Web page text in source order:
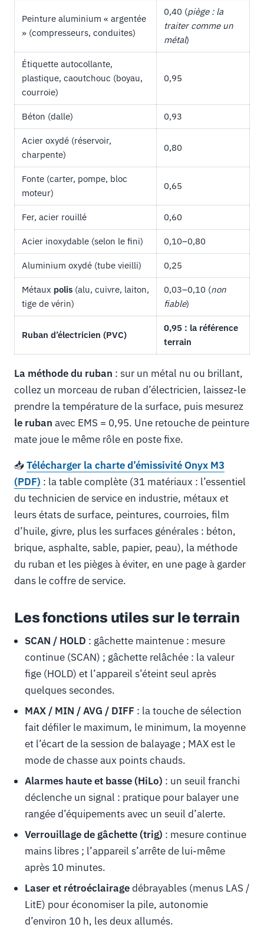
Peinture aluminium « argentée
» (compresseurs, conduites)
0,40 (piège : la
traiter comme un
métal)
Étiquette autocollante,
plastique, caoutchouc (boyau,
courroie)
0,95
Béton (dalle) 0,93
Acier oxydé (réservoir,
charpente)
0,80
Fonte (carter, pompe, bloc
moteur)
0,65
Fer, acier rouillé 0,60
Acier inoxydable (selon le fini) 0,10–0,80
Aluminium oxydé (tube vieilli) 0,25
Métaux polis (alu, cuivre, laiton,
tige de vérin)
0,03–0,10 (non
fiable)
Ruban d’électricien (PVC)
0,95 : la référence
terrain
La méthode du ruban : sur un métal nu ou brillant,
collez un morceau de ruban d’électricien, laissez-le
prendre la température de la surface, puis mesurez
le ruban avec EMS = 0,95. Une retouche de peinture
mate joue le même rôle en poste fixe.
📥 Télécharger la charte d’émissivité Onyx M3
(PDF) : la table complète (31 matériaux : l’essentiel
du technicien de service en industrie, métaux et
leurs états de surface, peintures, courroies, film
d’huile, givre, plus les surfaces générales : béton,
brique, asphalte, sable, papier, peau), la méthode
du ruban et les pièges à éviter, en une page à garder
dans le coffre de service.
Les fonctions utiles sur le terrain
SCAN / HOLD : gâchette maintenue : mesure
continue (SCAN) ; gâchette relâchée : la valeur
fige (HOLD) et l’appareil s’éteint seul après
quelques secondes.
MAX / MIN / AVG / DIFF : la touche de sélection
fait défiler le maximum, le minimum, la moyenne
et l’écart de la session de balayage ; MAX est le
mode de chasse aux points chauds.
Alarmes haute et basse (HiLo) : un seuil franchi
déclenche un signal : pratique pour balayer une
rangée d’équipements avec un seuil d’alerte.
Verrouillage de gâchette (trig) : mesure continue
mains libres ; l’appareil s’arrête de lui-même
après 10 minutes.
Laser et rétroéclairagedébrayables (menus LAS /
LitE) pour économiser la pile, autonomie
d’environ 10 h, les deux allumés.